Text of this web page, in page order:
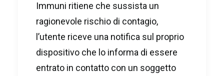
Immuni ritiene che sussista un
ragionevole rischio di contagio,
l’utente riceve una notifica sul proprio
dispositivo che lo informa di essere
entrato in contatto con un soggetto